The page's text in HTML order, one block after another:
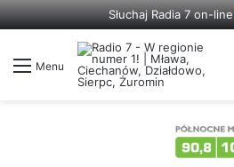
Słuchaj Radia 7 on-line
Menu